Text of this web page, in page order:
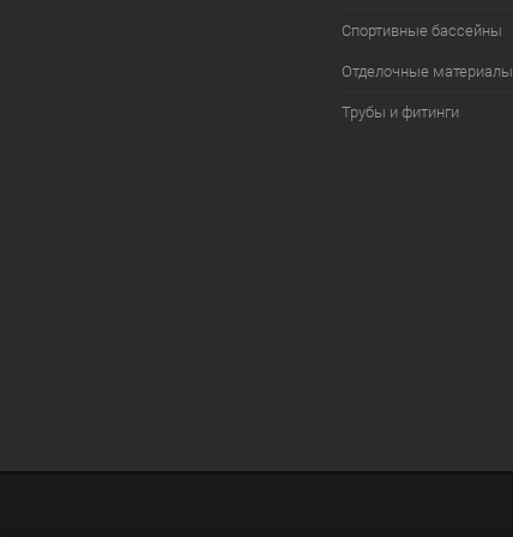
Спортивные бассейны
Отделочные материалы
Трубы и фитинги